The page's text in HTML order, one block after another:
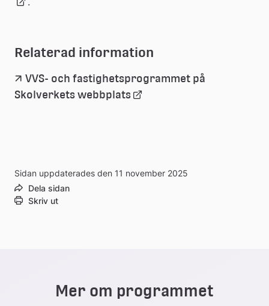
Relaterad information
VVS- och fastighetsprogrammet på
Skolverkets webbplatsLänk
webbplats
Sidan uppdaterades den 11 november 2025
Dela sidan
Skriv ut
Mer om programmet